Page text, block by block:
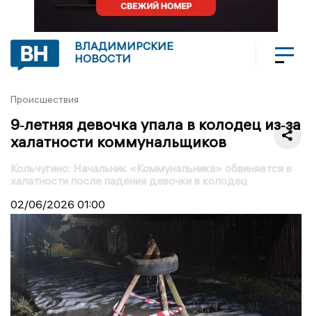
ВЛАДИМИРСКИЕ
НОВОСТИ
Происшествия
9‑летняя девочка упала в колодец из‑за
халатности коммунальщиков
Кольчугино: Начальник «Коммунальника» обвиняется в
халатности после падения девочки в колодец
02/06/2026 01:00